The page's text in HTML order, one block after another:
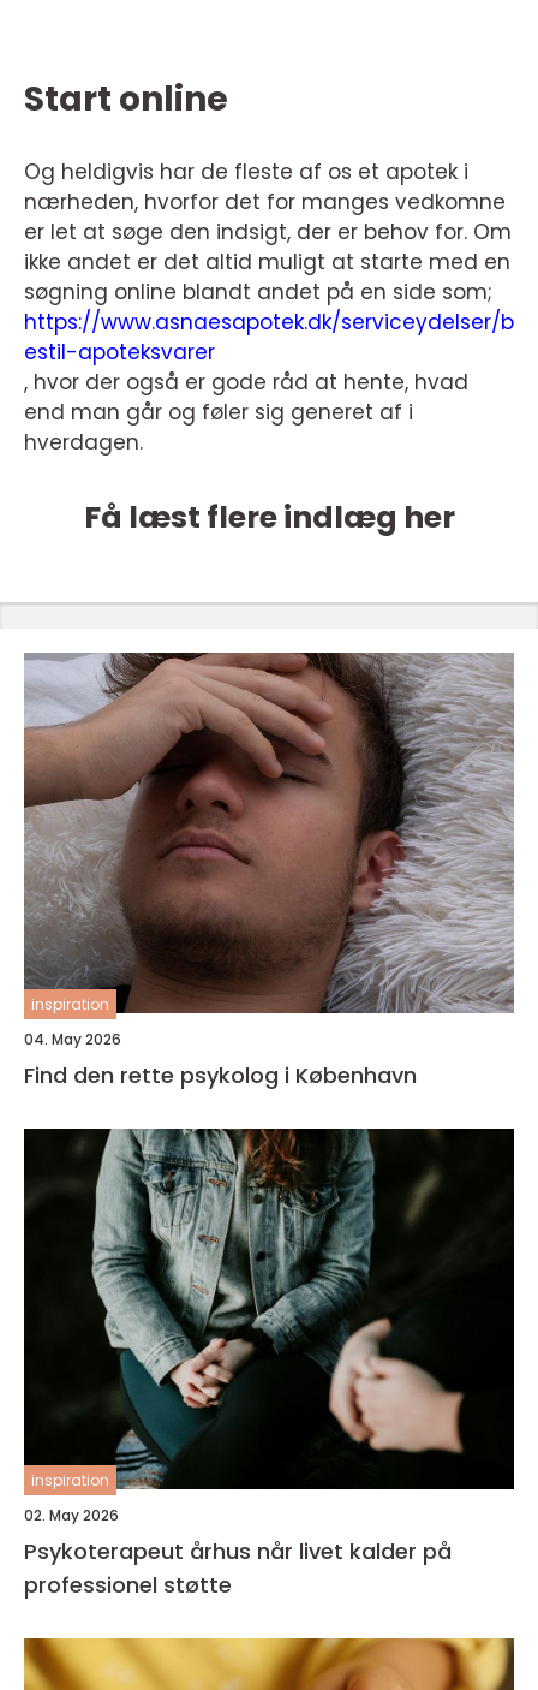
Start online
Og heldigvis har de fleste af os et apotek i
nærheden, hvorfor det for manges vedkomne
er let at søge den indsigt, der er behov for. Om
ikke andet er det altid muligt at starte med en
søgning online blandt andet på en side som;
https://www.asnaesapotek.dk/serviceydelser/b
estil-apoteksvarer
, hvor der også er gode råd at hente, hvad
end man går og føler sig generet af i
hverdagen.
Få læst flere indlæg her
inspiration
04. May 2026
Find den rette psykolog i København
inspiration
02. May 2026
Psykoterapeut århus når livet kalder på
professionel støtte